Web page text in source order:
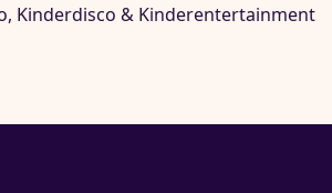
Kinderdisco & Kinderentertainment